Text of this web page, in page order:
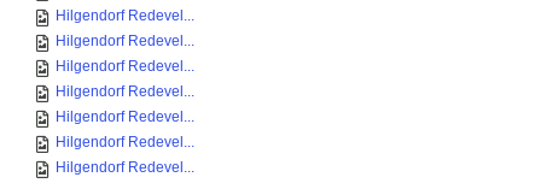
Hilgendorf Redevel...
Hilgendorf Redevel...
Hilgendorf Redevel...
Hilgendorf Redevel...
Hilgendorf Redevel...
Hilgendorf Redevel...
Hilgendorf Redevel...